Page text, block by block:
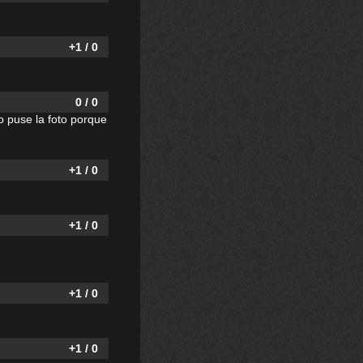
+1 / 0
0 / 0
puse la foto porque
+1 / 0
+1 / 0
+1 / 0
+1 / 0